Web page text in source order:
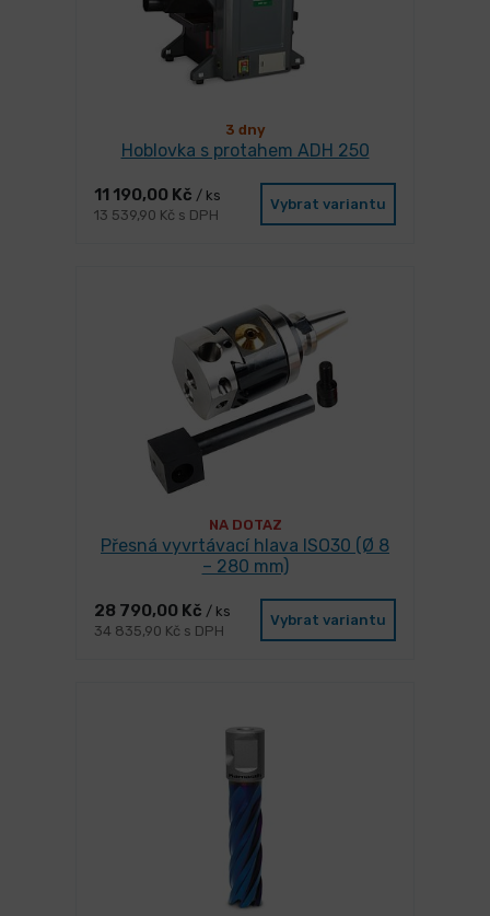
3 dny
Hoblovka s protahem ADH 250
11 190,00 Kč / ks
13 539,90 Kč s DPH
Vybrat variantu
NA DOTAZ
Přesná vyvrtávací hlava ISO30 (Ø 8
– 280 mm)
28 790,00 Kč / ks
34 835,90 Kč s DPH
Vybrat variantu